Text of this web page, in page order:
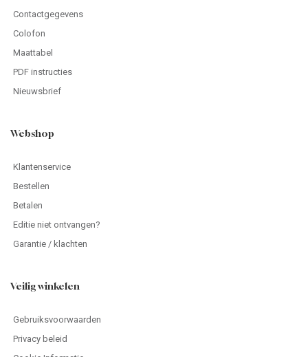
Contactgegevens
Colofon
Maattabel
PDF instructies
Nieuwsbrief
Webshop
Klantenservice
Bestellen
Betalen
Editie niet ontvangen?
Garantie / klachten
Veilig winkelen
Gebruiksvoorwaarden
Privacy beleid